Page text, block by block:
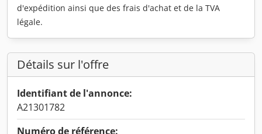
d'expédition ainsi que des frais d'achat et de la TVA
légale.
Détails sur l'offre
Identifiant de l'annonce:
A21301782
Numéro de référence: